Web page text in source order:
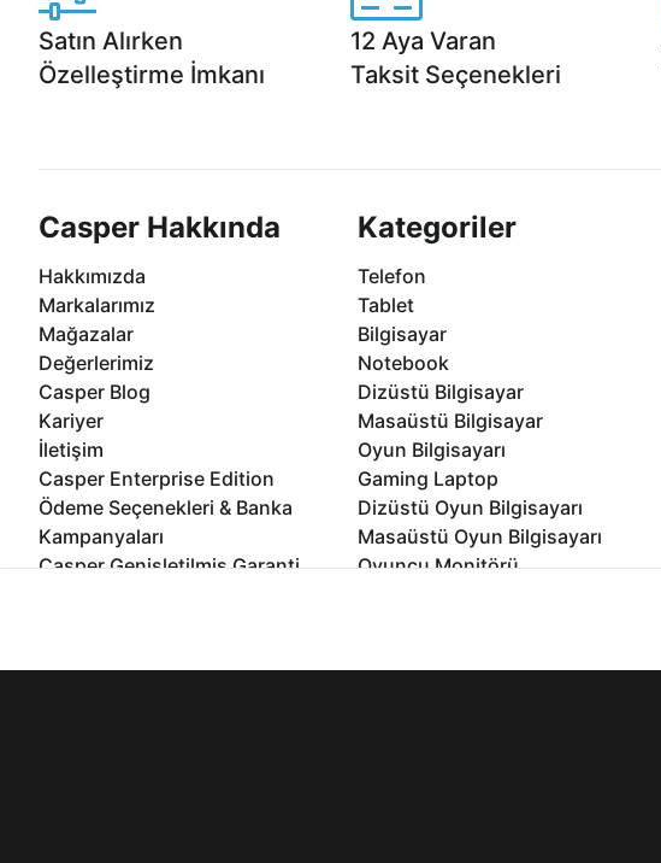
Satın Alırken
Özelleştirme İmkanı
12 Aya Varan
Taksit Seçenekleri
Casper Hakkında
Hakkımızda
Markalarımız
Mağazalar
Değerlerimiz
Casper Blog
Kariyer
İletişim
Casper Enterprise Edition
Ödeme Seçenekleri & Banka
Kampanyaları
Casper Genişletilmiş Garanti
Kategoriler
Telefon
Tablet
Bilgisayar
Notebook
Dizüstü Bilgisayar
Masaüstü Bilgisayar
Oyun Bilgisayarı
Gaming Laptop
Dizüstü Oyun Bilgisayarı
Masaüstü Oyun Bilgisayarı
Oyuncu Monitörü